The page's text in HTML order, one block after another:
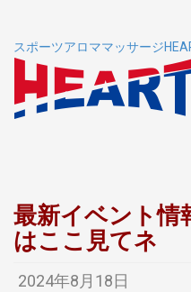
スポーツアロママッサージ
最新イベント情
はここ見てネ
2024年8月18日